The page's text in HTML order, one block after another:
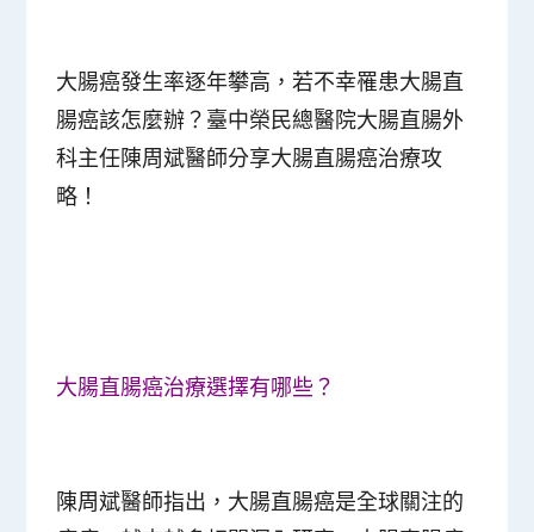
大腸癌發生率逐年攀高，若不幸罹患大腸直
腸癌該怎麼辦？臺中榮民總醫院大腸直腸外
科主任陳周斌醫師分享大腸直腸癌治療攻
略！
大腸直腸癌治療選擇有哪些？
陳周斌醫師指出，大腸直腸癌是全球關注的